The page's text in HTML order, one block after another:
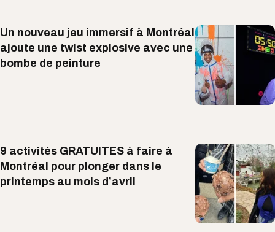
Un nouveau jeu immersif à Montréal
ajoute une twist explosive avec une
bombe de peinture
9 activités GRATUITES à faire à
Montréal pour plonger dans le
printemps au mois d’avril